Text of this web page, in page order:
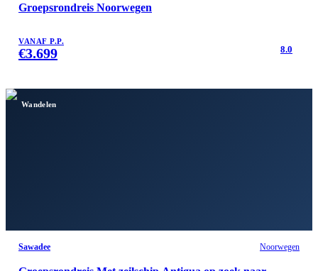
Groepsrondreis Noorwegen
VANAF P.P.
€3.699 8.0
Wandelen
Sawadee Noorwegen